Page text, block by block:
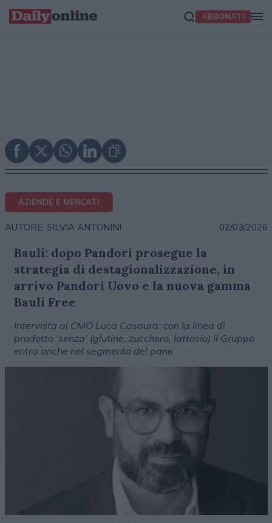
ABBONATI
AZIENDE E MERCATI
AUTORE: SILVIA ANTONINI 02/03/2026
Bauli: dopo Pandorì prosegue la
strategia di destagionalizzazione, in
arrivo Pandorì Uovo e la nuova gamma
Bauli Free
Intervista al CMO Luca Casaura: con la linea di
prodotto ‘senza’ (glutine, zucchero, lattosio) il Gruppo
entra anche nel segmento del pane